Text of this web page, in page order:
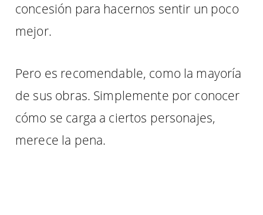
concesión para hacernos sentir un poco
mejor.
Pero es recomendable, como la mayoría
de sus obras. Simplemente por conocer
cómo se carga a ciertos personajes,
merece la pena.